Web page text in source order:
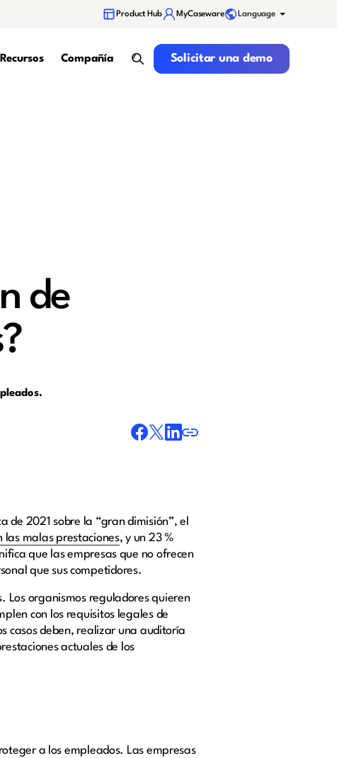
Product Hub MyCaseware Language
Recursos Compañía
search
Solicitar una demo
Solicitar una demo
de
de 2021 sobre la “gran dimisión”, el
las malas prestaciones, y un 23 %
que las empresas que no ofrecen
que sus competidores.
Los organismos reguladores quieren
con los requisitos legales de
casos deben, realizar una auditoría
actuales de los
a los empleados. Las empresas